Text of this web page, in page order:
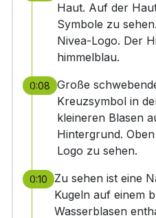
Haut. Auf der
Symbole zu
Nivea-Logo. Der
himmelblau.
0:08
Große
Kreuzsymbol in
kleineren Blasen
Hintergrund.
Logo zu sehen.
0:10
Zu sehen ist eine
Kugeln auf einem
Wasserblasen